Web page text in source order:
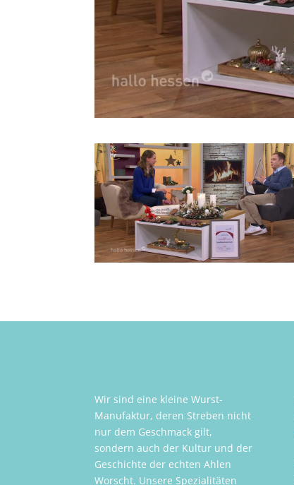
Wir sind eine kleine Wurst-
Manufaktur, deren Streben nicht
nur dem Geschmack gilt,
sondern auch der Kultur und der
Geschichte der echten Ahlen
Worscht. Unsere Spezialitäten